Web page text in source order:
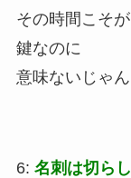
その時間こそ
鍵なのに
意味ないじゃん
6: 名刺は切ら